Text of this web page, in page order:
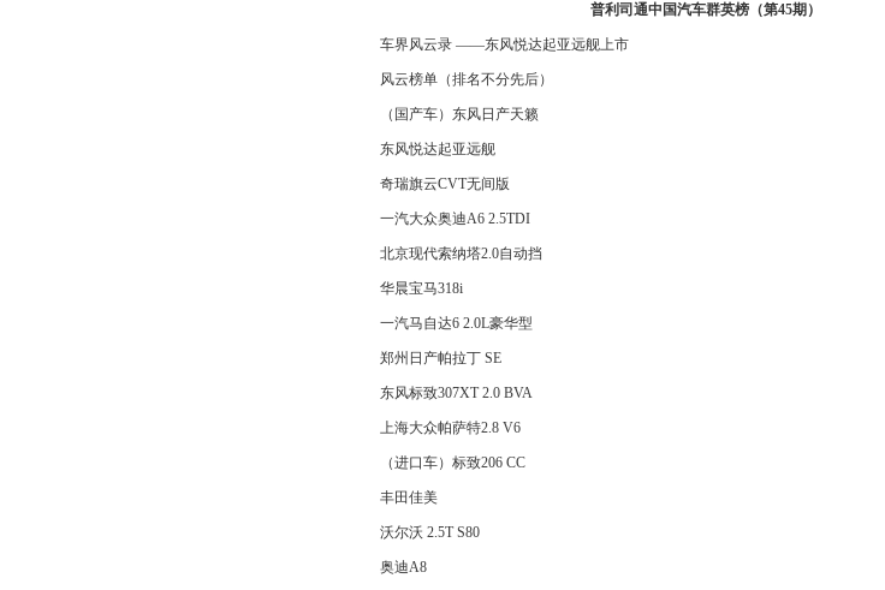
普利司通中国汽车群英榜（第45期）
车界风云录 ——东风悦达起亚远舰上市
风云榜单（排名不分先后）
（国产车）东风日产天籁
东风悦达起亚远舰
奇瑞旗云CVT无间版
一汽大众奥迪A6 2.5TDI
北京现代索纳塔2.0自动挡
华晨宝马318i
一汽马自达6 2.0L豪华型
郑州日产帕拉丁 SE
东风标致307XT 2.0 BVA
上海大众帕萨特2.8 V6
（进口车）标致206 CC
丰田佳美
沃尔沃 2.5T S80
奥迪A8